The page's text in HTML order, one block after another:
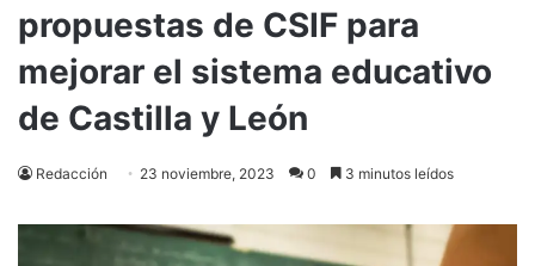
propuestas de CSIF para
mejorar el sistema educativo
de Castilla y León
Redacción 23 noviembre, 2023 0 3 minutos leídos